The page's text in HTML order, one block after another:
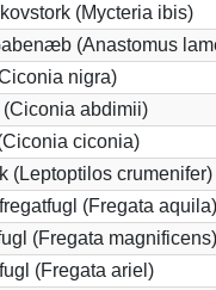
(Mycteria ibis)
(Anastomus
nigra)
abdimii)
ciconia)
(Leptoptilos crumenifer)
(Fregata aquila)
(Fregata magnificens)
(Fregata ariel)